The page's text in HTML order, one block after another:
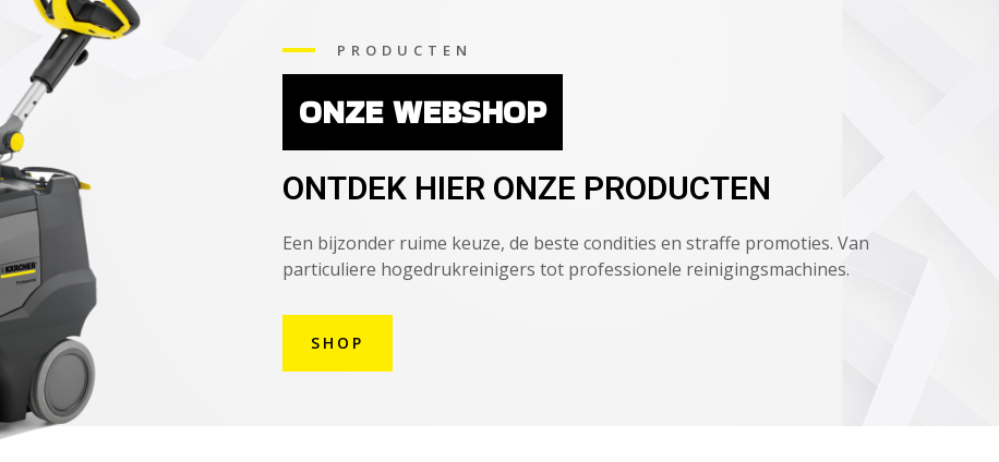
PRODUCTEN
ONZE WEBSHOP
ONTDEK HIER ONZE PRODUCTEN
Een bijzonder ruime keuze, de beste condities en straffe promoties. Van
particuliere hogedrukreinigers tot professionele reinigingsmachines.
SHOP